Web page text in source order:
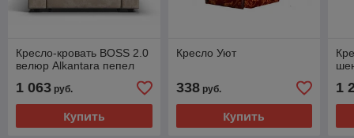
Кресло-кровать BOSS 2.0
велюр Alkantara пепел
1 063 руб.
Купить
Кресло Уют
338руб.
Купить
1